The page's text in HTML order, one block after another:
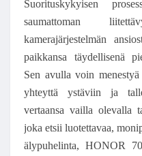
Suorituskykyisen
saumattoman
kamerajärjestelmän
paikkansa täydellisenä
Sen avulla voin menestyä
yhteyttä ystäviin ja
vertaansa vailla olevalla
joka etsii luotettavaa,
älypuhelinta, HONOR